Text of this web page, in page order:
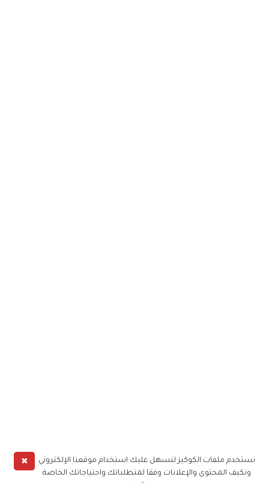
✖
نستخدم ملفات الكوكيز لنسهل عليك استخدام موقعنا الإلكتروني
ونكيف المحتوى والإعلانات وفقا لمتطلباتك واحتياجاتك الخاصة